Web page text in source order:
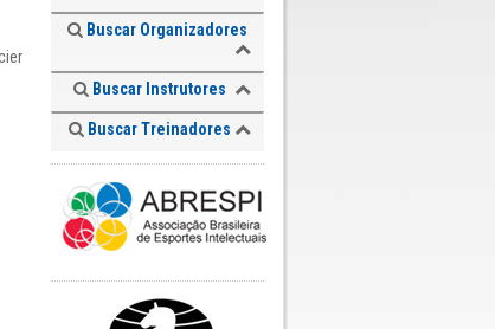
Buscar Organizadores
Buscar Instrutores
Buscar Treinadores